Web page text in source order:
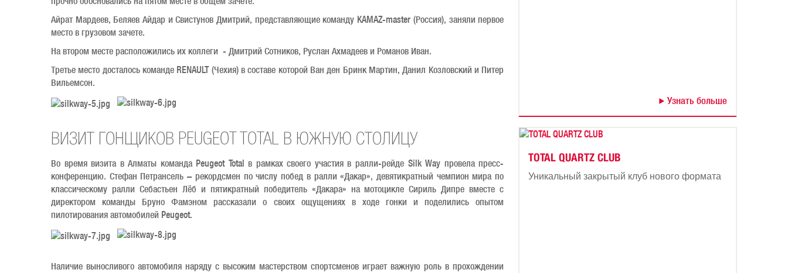
Айрат Мардеев, Беляев Айдар и Свистунов Дмитрий, представляющие команду KAMAZ-master (Россия), заняли первое
место в грузовом зачете.
На втором месте расположились их коллеги - Дмитрий Сотников, Руслан Ахмадеев и Романов Иван.
Третье место досталось команде RENAULT (Чехия) в составе которой Ван ден Бринк Мартин, Данил Козловский и Питер
Вильемсон.
ВИЗИТ ГОНЩИКОВ PEUGEOT TOTAL В ЮЖНУЮ СТОЛИЦУ
Во время визита в Алматы команда Peugeot Total в рамках своего участия в ралли-рейде Silk Way провела пресс-
конференцию. Стефан Петрансель – рекордсмен по числу побед в ралли «Дакар», девятикратный чемпион мира по
классическому ралли Себастьен Лёб и пятикратный победитель «Дакара» на мотоцикле Сириль Дипре вместе с
директором команды Бруно Фамэном рассказали о своих ощущениях в ходе гонки и поделились опытом
пилотирования автомобилей Peugeot.
Наличие выносливого автомобиля наряду с высоким мастерством спортсменов играет важную роль в прохождении
Узнать больше
TOTAL QUARTZ CLUB
Уникальный закрытый клуб нового формата